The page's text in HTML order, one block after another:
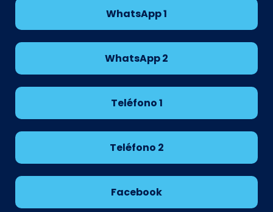
WhatsApp 1
WhatsApp 2
Teléfono 1
Teléfono 2
Facebook